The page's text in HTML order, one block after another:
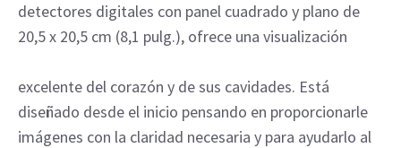
detectores digitales con panel cuadrado y plano de
20,5 x 20,5 cm (8,1 pulg.), ofrece una visualización
excelente del corazón y de sus cavidades. Está
diseñado desde el inicio pensando en proporcionarle
imágenes con la claridad necesaria y para ayudarlo al